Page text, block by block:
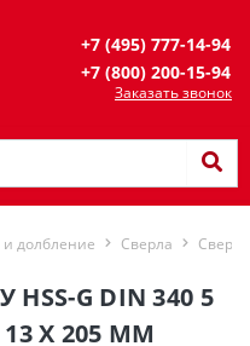
+7 (495) 777-14-94
+7 (800) 200-15-94
Заказать звонок
долбление Сверла
G DIN 340 5
X 205 ММ